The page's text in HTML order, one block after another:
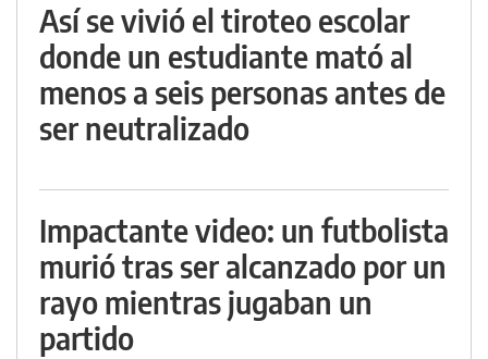
Así se vivió el tiroteo escolar
donde un estudiante mató al
menos a seis personas antes de
ser neutralizado
Impactante video: un futbolista
murió tras ser alcanzado por un
rayo mientras jugaban un
partido